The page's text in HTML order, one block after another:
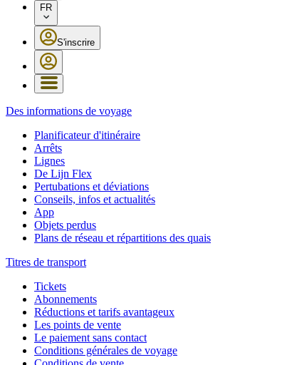
FR
S'inscrire
Des informations de voyage
Planificateur d'itinéraire
Arrêts
Lignes
De Lijn Flex
Pertubations et déviations
Conseils, infos et actualités
App
Objets perdus
Plans de réseau et répartitions des quais
Titres de transport
Tickets
Abonnements
Réductions et tarifs avantageux
Les points de vente
Le paiement sans contact
Conditions générales de voyage